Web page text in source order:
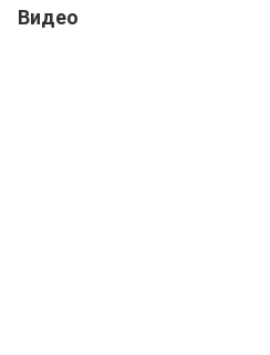
Видео